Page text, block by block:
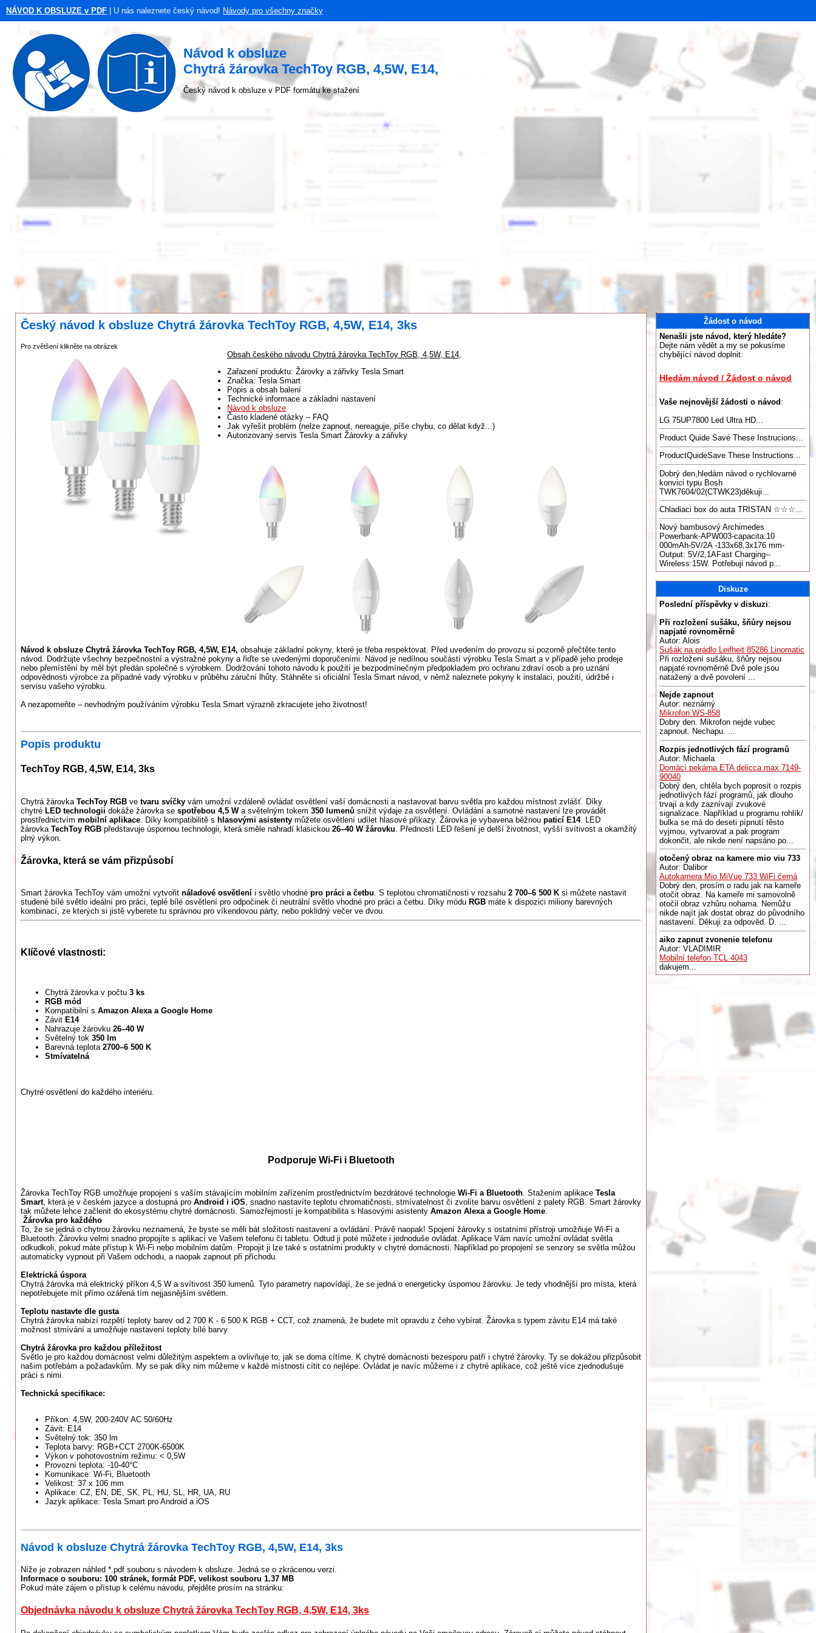
NÁVOD K OBSLUZE v PDF | U nás naleznete český návod! Návody pro všechny značky
Návod k obsluze
Chytrá žárovka TechToy RGB, 4,5W, E14,
Český návod k obsluze v PDF formátu ke stažení
Český návod k obsluze Chytrá žárovka TechToy RGB, 4,5W, E14, 3ks
Pro zvětšení klikněte na obrázek
Obsah českého návodu Chytrá žárovka TechToy RGB, 4,5W, E14,
Zařazení produktu: Žárovky a zářivky Tesla Smart
Značka: Tesla Smart
Popis a obsah balení
Technické informace a základní nastavení
Návod k obsluze
Často kladené otázky – FAQ
Jak vyřešit problém (nelze zapnout, nereaguje, píše chybu, co dělat když...)
Autorizovaný servis Tesla Smart Žárovky a zářivky
Návod k obsluze Chytrá žárovka TechToy RGB, 4,5W, E14, obsahuje základní pokyny, které je třeba respektovat. Před uvedením do provozu si pozorně přečtěte tento
návod. Dodržujte všechny bezpečnostní a výstražné pokyny a řiďte se uvedenými doporučeními. Návod je nedílnou součástí výrobku Tesla Smart a v případě jeho prodeje
nebo přemístění by měl být předán společně s výrobkem. Dodržování tohoto návodu k použití je bezpodmínečným předpokladem pro ochranu zdraví osob a pro uznání
odpovědnosti výrobce za případné vady výrobku v průběhu záruční lhůty. Stáhněte si oficiální Tesla Smart návod, v němž naleznete pokyny k instalaci, použití, údržbě i
servisu vašeho výrobku.
A nezapomeňte – nevhodným používáním výrobku Tesla Smart výrazně zkracujete jeho životnost!
Popis produktu
TechToy RGB, 4,5W, E14, 3ks
Chytrá žárovka TechToy RGB ve tvaru svíčky vám umožní vzdáleně ovládat osvětlení vaší domácnosti a nastavovat barvu světla pro každou místnost zvlášť. Díky
chytré LED technologii dokáže žárovka se spotřebou 4,5 Wa světelným tokem 350 lumenů snížit výdaje za osvětlení. Ovládání a samotné nastavení lze provádět
prostřednictvím mobilní aplikace . Díky kompatibilitě s hlasovými asistenty můžete osvětlení udílet hlasové příkazy. Žárovka je vybavena běžnou paticí E14. LED
žárovka TechToy RGB představuje úspornou technologii, která směle nahradí klasickou 26–40 W žárovku . Předností LED řešení je delší životnost, vyšší svítivost a okamžitý
plný výkon.
Žárovka, která se vám přizpůsobí
Smart žárovka TechToy vám umožní vytvořit náladové osvětlení i světlo vhodné pro práci a četbu. S teplotou chromatičnosti v rozsahu 2 700–6 500 K si můžete nastavit
studené bílé světlo ideální pro práci, teplé bílé osvětlení pro odpočinek či neutrální světlo vhodné pro práci a četbu. Díky módu RGB máte k dispozici miliony barevných
kombinací, ze kterých si jistě vyberete tu správnou pro víkendovou párty, nebo poklidný večer ve dvou.
Klíčové vlastnosti:
Chytrá žárovka v počtu 3 ks
RGB mód
Kompatibilní s Amazon Alexa a Google Home
Závit E14
Nahrazuje žárovku 26–40 W
Světelný tok 350 lm
Barevná teplota2700–6 500 K
Stmívatelná
Chytré osvětlení do každého interiéru.
Podporuje Wi-Fi i Bluetooth
Žárovka TechToy RGB umožňuje propojení s vaším stávajícím mobilním zařízením prostřednictvím bezdrátové technologie Wi-Fi a Bluetooth . Stažením aplikace Tesla
Smart, která je v českém jazyce a dostupná pro Android i iOS , snadno nastavíte teplotu chromatičnosti, stmívatelnost či zvolíte barvu osvětlení z palety RGB. Smart žárovky
tak můžete lehce začlenit do ekosystému chytré domácnosti. Samozřejmostí je kompatibilita s hlasovými asistenty Amazon Alexa a Google Home
Žárovka pro každého
To, že se jedná o chytrou žárovku neznamená, že byste se měli bát složitosti nastavení a ovládání. Právě naopak! Spojení žárovky s ostatními přístroji umožňuje Wi-Fi a
Bluetooth. Žárovku velmi snadno propojíte s aplikací ve Vašem telefonu či tabletu. Odtud ji poté můžete i jednoduše ovládat. Aplikace Vám navíc umožní ovládat světla
odkudkoli, pokud máte přístup k Wi-Fi nebo mobilním datům. Propojit ji lze také s ostatními produkty v chytré domácnosti. Například po propojení se senzory se světla můžou
automaticky vypnout při Vašem odchodu, a naopak zapnout při příchodu.
Elektrická úspora
Chytrá žárovka má elektrický příkon 4,5 W a svítivost 350 lumenů. Tyto parametry napovídají, že se jedná o energeticky úspornou žárovku. Je tedy vhodnější pro místa, která
nepotřebujete mít přímo ozářená tím nejjasnějším světlem.
Teplotu nastavte dle gusta
Chytrá žárovka nabízí rozpětí teploty barev od 2 700 K - 6 500 K RGB + CCT, což znamená, že budete mít opravdu z čeho vybírat. Žárovka s typem závitu E14 má také
možnost stmívání a umožňuje nastavení teploty bílé barvy.
Chytrá žárovka pro každou příležitost
Světlo je pro každou domácnost velmi důležitým aspektem a ovlivňuje to, jak se doma cítíme. K chytré domácnosti bezesporu patří i chytré žárovky. Ty se dokážou přizpůsobit
našim potřebám a požadavkům. My se pak díky nim můžeme v každé místnosti cítit co nejlépe. Ovládat je navíc můžeme i z chytré aplikace, což ještě více zjednodušuje
práci s nimi.
Technická specifikace:
Příkon: 4,5W, 200-240V AC 50/60Hz
Závit: E14
Světelný tok: 350 lm
Teplota barvy: RGB+CCT 2700K-6500K
Výkon v pohotovostním režimu: < 0,5W
Provozní teplota: -10-40°C
Komunikace: Wi-Fi, Bluetooth
Velikost: 37 x 106 mm
Aplikace: CZ, EN, DE, SK, PL, HU, SL, HR, UA, RU
Jazyk aplikace: Tesla Smart pro Android a iOS
Návod k obsluze Chytrá žárovka TechToy RGB, 4,5W, E14, 3ks
Níže je zobrazen náhled *.pdf souboru s návodem k obsluze. Jedná se o zkrácenou verzi.
Informace o souboru: 100 stránek, formát PDF, velikost souboru 1.37 MB
Pokud máte zájem o přístup k celému návodu, přejděte prosím na stránku:
Objednávka návodu k obsluze Chytrá žárovka TechToy RGB, 4,5W, E14, 3ks
Žádost o návod
Nenašli jste návod, který hledáte?
Dejte nám vědět a my se pokusíme
chybějící návod doplnit:
Hledám návod / Žádost o návod
Vaše nejnovější žádosti o návod :
LG 75UP7800 Led Ultra HD...
Product Quide Savé These Instrucions...
ProductQuideSave These Instructions...
Dobrý den,hledám návod o rychlovarné
konvici typu Bosh
TWK7604/02(CTWK23)děkuji...
Chladiaci box do auta TRISTAN ☆☆☆...
Nový bambusový Archimedes
Powerbank-APW003-capacita:10
000mAh-5V/2A -133x68,3x176 mm-
Output: 5V/2,1AFast Charging--
Wireless:15W. Potřebuji návod p...
Diskuze
Poslední příspěvky v diskuzi:
Při rozložení sušáku, šňůry nejsou
napjaté rovnoměrně
Autor: Alois
Sušák na prádlo Leifheit 85286 Linomatic
Při rozložení sušáku, šňůry nejsou
napjaté rovnoměrně Dvě pole jsou
natažený a dvě povolení ...
Nejde zapnout
Autor: neznámý
Mikrofon WS-858
Dobry den. Mikrofon nejde vubec
zapnout. Nechapu. ...
Rozpis jednotlivých fází programů
Autor: Michaela
Domácí pekárna ETA delicca max 7149-
90040
Dobrý den, chtěla bych poprosit o rozpis
jednotlivých fází programů, jak dlouho
trvají a kdy zaznívají zvukové
signalizace. Například u programu rohlík/
bulka se má do deseti pípnutí těsto
vyjmou, vytvarovat a pak program
dokončit, ale nikde není napsáno po...
otočený obraz na kamere mio viu 733
Autor: Dalibor
Autokamera Mio MiVue 733 WiFi černá
Dobrý den, prosím o radu jak na kameře
otočit obraz. Na kameře mi samovolně
otočil obraz vzhůru nohama. Nemůžu
nikde najít jak dostat obraz do původního
nastavení. Děkuji za odpověd. D. ...
aiko zapnut zvonenie telefonu
Autor: VLADIMIR
Mobilní telefon TCL 4043
dakujem...